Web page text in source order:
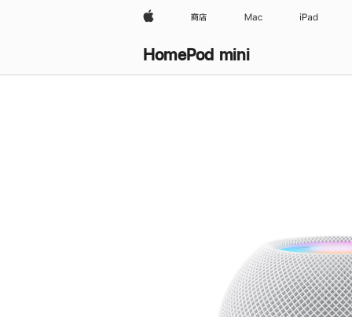
Apple 商店 Mac iPad
HomePod mini